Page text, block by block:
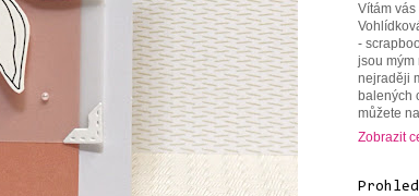
Vítám
-
jsou mým
nejraději
balených
můžete
Zobrazit